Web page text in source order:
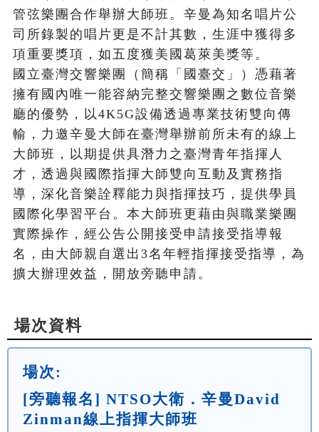
管弦樂團合作舉辦大師班。辛曼為知名唱片公
司所錄製的唱片更是不計其數，生涯中獲得多
項重要獎項，如五度獲美國葛萊美獎等。
國立臺灣交響樂團（簡稱「國臺交」）憑藉著
擁有國內唯一能容納完整交響樂團之數位音樂
廳的優勢，以4K5G設備透過專業技術雙向傳
輸，力邀辛曼大師在臺灣舉辦前所未有的線上
大師班，以期提供具潛力之臺灣青年指揮人
才，透過與國際指揮大師雙向互動及實務指
導，深化音樂詮釋能力與指揮技巧，提供學員
國際化學習平台。本大師班更藉由與職業樂團
實際操作，經公告公開接受申請接受指導報
名，由大師親自選出3名年輕指揮接受指導，為
場次資料
場次:
[旁聽報名] NTSO大衛．辛曼David
Zinman線上指揮大師班